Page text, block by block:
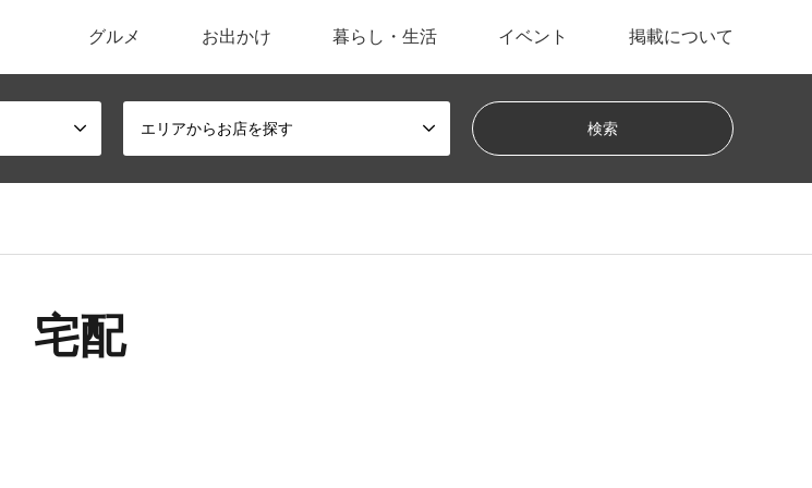
グルメ お出かけ 暮らし・生活 イベント 掲載について
エリアからお店を探す
宅配